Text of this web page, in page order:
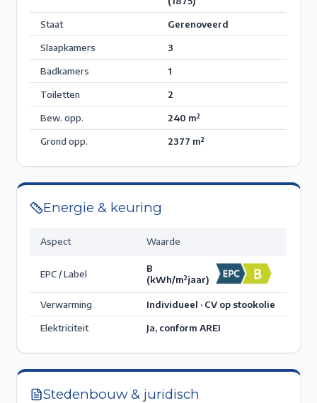
Staat
Gerenoveerd
Slaapkamers
3
Badkamers
1
Toiletten
2
Bew. opp.
240 m²
Grond opp.
2377 m²
Energie & keuring
Aspect Waarde
EPC / Label
B
(kWh/m²jaar)
Verwarming
Individueel · CV op stookolie
Elektriciteit
Ja, conform AREI
Stedenbouw & juridisch